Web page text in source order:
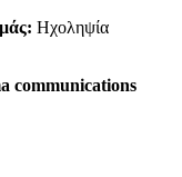
Ηχοληψία
communications